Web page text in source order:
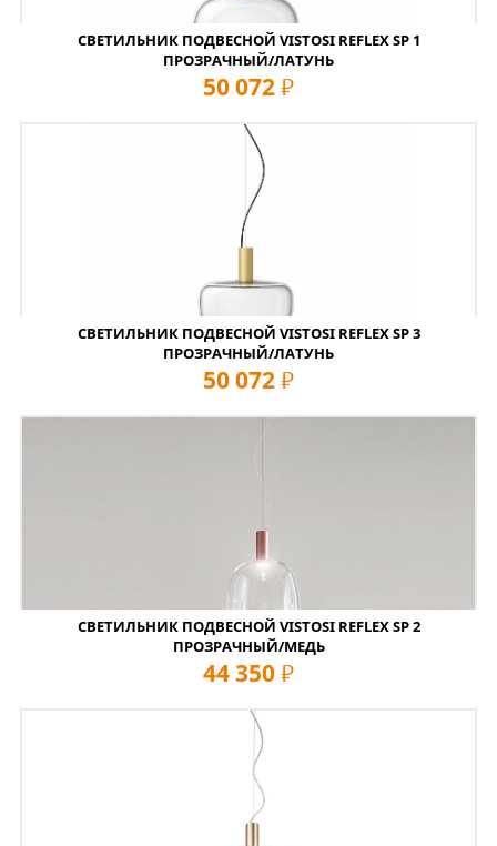
СВЕТИЛЬНИК ПОДВЕСНОЙ VISTOSI REFLEX SP 1
ПРОЗРАЧНЫЙ/ЛАТУНЬ
50 072 руб
СВЕТИЛЬНИК ПОДВЕСНОЙ VISTOSI REFLEX SP 3
ПРОЗРАЧНЫЙ/ЛАТУНЬ
50 072 руб
СВЕТИЛЬНИК ПОДВЕСНОЙ VISTOSI REFLEX SP 2
ПРОЗРАЧНЫЙ/МЕДЬ
44 350 руб